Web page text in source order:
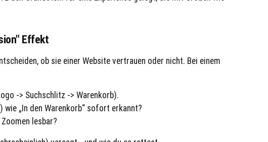
Effekt
ob sie einer Website vertrauen oder nicht. Bei einem
-> Suchschlitz -> Warenkorb).
„In den Warenkorb“ sofort erkannt?
lesbar?